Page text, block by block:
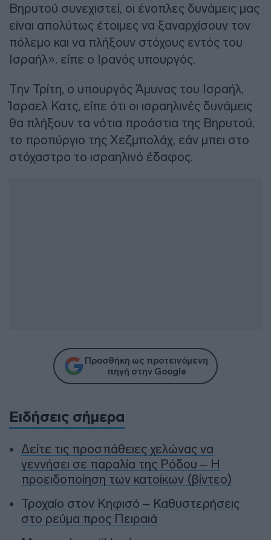
Βηρυτού συνεχιστεί, οι ένοπλες δυνάμεις μας
είναι απολύτως έτοιμες να ξαναρχίσουν τον
πόλεμο και να πλήξουν στόχους εντός του
Ισραήλ», είπε ο Ιρανός υπουργός.
Την Τρίτη, ο υπουργός Άμυνας του Ισραήλ,
Ίσραελ Κατς, είπε ότι οι ισραηλινές δυνάμεις
θα πλήξουν τα νότια προάστια της Βηρυτού,
το προπύργιο της Χεζμπολάχ, εάν μπει στο
στόχαστρο το ισραηλινό έδαφος.
Προσθήκη ως προτεινόμενη
πηγή στην Google
Ειδήσεις σήμερα
Δείτε τις προσπάθειες χελώνας να
γεννήσει σε παραλία της Ρόδου – Η
προειδοποίηση των κατοίκων (βίντεο)
Τροχαίο στον Κηφισό – Καθυστερήσεις
στο ρεύμα προς Πειραιά